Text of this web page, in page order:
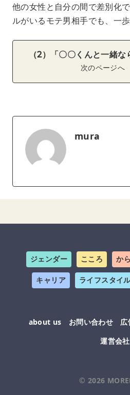
他の女性と自分の間で差別化
ルがいるモテ男相手でも、一
（2）「〇〇くんと一緒な
次のページへ
mura
ジェンダー こころ か
キャリア ライフスタイ
about us お問い合わせ 広
運営会社
© 2026